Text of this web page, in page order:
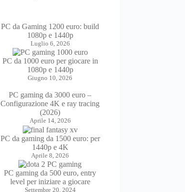
PC da Gaming 1200 euro: build
1080p e 1440p
Luglio 6, 2026
PC da 1000 euro per giocare in
1080p e 1440p
Giugno 10, 2026
PC gaming da 3000 euro –
Configurazione 4K e ray tracing
(2026)
Aprile 14, 2026
PC da gaming da 1500 euro: per
1440p e 4K
Aprile 8, 2026
PC gaming da 500 euro, entry
level per iniziare a giocare
Settembre 20, 2024